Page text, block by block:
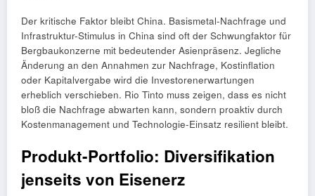
Der kritische Faktor bleibt China. Basismetal-Nachfrage und
Infrastruktur-Stimulus in China sind oft der Schwungfaktor für
Bergbaukonzerne mit bedeutender Asienpräsenz. Jegliche
Änderung an den Annahmen zur Nachfrage, Kostinflation
oder Kapitalvergabe wird die Investorenerwartungen
erheblich verschieben. Rio Tinto muss zeigen, dass es nicht
bloß die Nachfrage abwarten kann, sondern proaktiv durch
Kostenmanagement und Technologie-Einsatz resilient bleibt.
Produkt-Portfolio: Diversifikation
jenseits von Eisenerz